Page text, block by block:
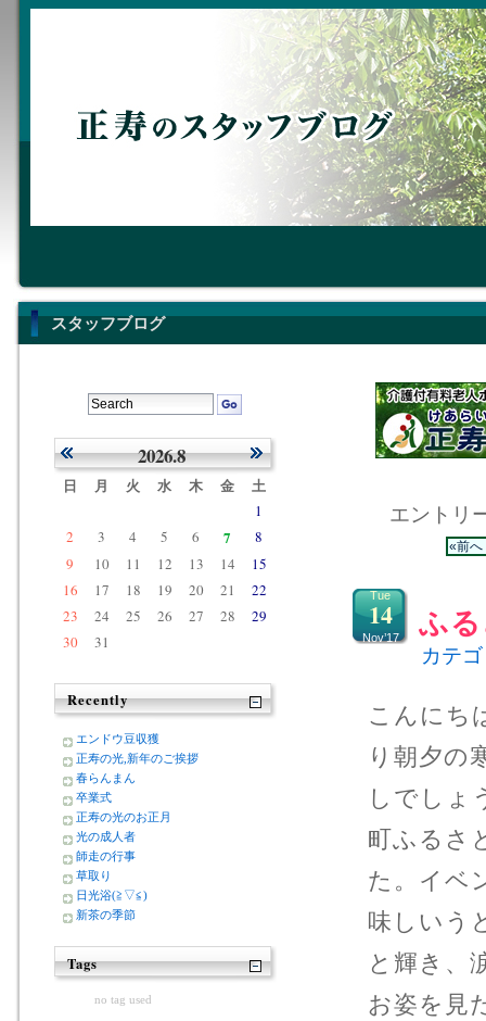
スタッフブログ
エントリ
«前へ
ふ
Tue
14
Nov’17
カテ
こんにち
り朝夕の
しでしょ
町ふるさ
た。イベ
味しいう
と輝き、
お姿を見
2026.8
日 月 火 水 木 金 土
1
2
3 4 5 6 7
8
9
10 11 12 13 14
15
16
17 18 19 20 21
22
23
24 25 26 27 28
29
30
31
Recently
エンドウ豆収獲
正寿の光,新年のご挨拶
春らんまん
卒業式
正寿の光のお正月
光の成人者
師走の行事
草取り
日光浴(≧▽≦)
新茶の季節
Tags
no tag used